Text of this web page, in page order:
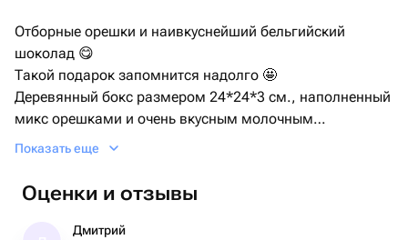
Отборные орешки и наивкуснейший бельгийский
шоколад 😋
Такой подарок запомнится надолго 🤩
Деревянный бокс размером 24*24*3 см., наполненный
микс орешками и очень вкусным молочным
бельгийским шоколадом.
шоколад.
Показать еще
Оценки и отзывы
Дмитрий